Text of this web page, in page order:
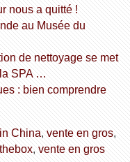
nous a quitté !
au Musée du
de nettoyage se met
SPA …
: bien comprendre
China, vente en gros,
, vente en gros